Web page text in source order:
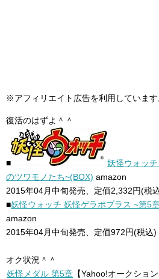
※アフィリエイト広告を利用しています
復活のはずよ＾＾
■
妖怪ウォッ
のツワモノたち~(BOX) amazon
2015年04月中旬発売、定価2,332円(税
■妖怪ウォッチ 妖怪ゲラポプラス ~第5
amazon
2015年04月中旬発売、定価972円(税込)
オク状況＾＾
妖怪メダル 第5章 【Yahoo!オークション